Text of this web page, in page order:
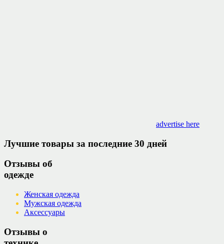
advertise here
Лучшие товары за последние 30 дней
Отзывы об
одежде
Женская одежда
Мужская одежда
Аксессуары
Отзывы о